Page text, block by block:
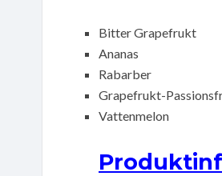
Bitter Grapefrukt
Ananas
Rabarber
Grapefrukt-
Vattenmelon